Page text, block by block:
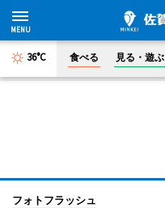
36°C 食べる 見る・遊ぶ
フォトフラッシュ